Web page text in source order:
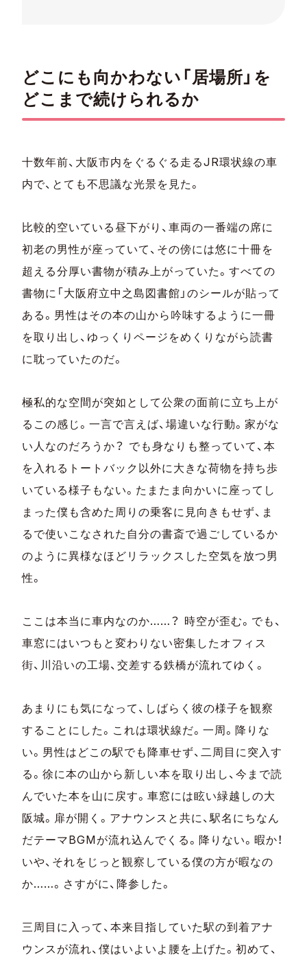
どこにも向かわない「居場所」を
どこまで続けられるか
十数年前、大阪市内をぐるぐる走るJR環状線の車
内で、とても不思議な光景を見た。
比較的空いている昼下がり、車両の一番端の席に
初老の男性が座っていて、その傍には悠に十冊を
超える分厚い書物が積み上がっていた。すべての
書物に「大阪府立中之島図書館」のシールが貼って
ある。男性はその本の山から吟味するように一冊
を取り出し、ゆっくりページをめくりながら読書
に耽っていたのだ。
極私的な空間が突如として公衆の面前に立ち上が
るこの感じ。一言で言えば、場違いな行動。家がな
い人なのだろうか？ でも身なりも整っていて、本
を入れるトートバック以外に大きな荷物を持ち歩
いている様子もない。たまたま向かいに座ってし
まった僕も含めた周りの乗客に見向きもせず、ま
るで使いこなされた自分の書斎で過ごしているか
のように異様なほどリラックスした空気を放つ男
性。
ここは本当に車内なのか……？ 時空が歪む。でも、
車窓にはいつもと変わりない密集したオフィス
街、川沿いの工場、交差する鉄橋が流れてゆく。
あまりにも気になって、しばらく彼の様子を観察
することにした。これは環状線だ。一周。降りな
い。男性はどこの駅でも降車せず、二周目に突入す
る。徐に本の山から新しい本を取り出し、今まで読
んでいた本を山に戻す。車窓には眩い緑越しの大
阪城。扉が開く。アナウンスと共に、駅名にちなん
だテーマBGMが流れ込んでくる。降りない。暇か！
いや、それをじっと観察している僕の方が暇なの
か……。さすがに、降参した。
三周目に入って、本来目指していた駅の到着アナ
ウンスが流れ、僕はいよいよ腰を上げた。初めて、